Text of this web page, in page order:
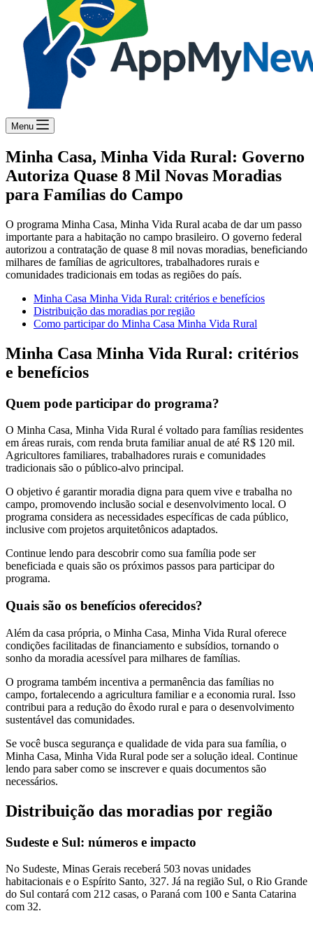
Menu
Minha Casa, Minha Vida Rural: Governo
Autoriza Quase 8 Mil Novas Moradias
para Famílias do Campo
O programa Minha Casa, Minha Vida Rural acaba de dar um passo
importante para a habitação no campo brasileiro. O governo federal
autorizou a contratação de quase 8 mil novas moradias, beneficiando
milhares de famílias de agricultores, trabalhadores rurais e
comunidades tradicionais em todas as regiões do país.
Minha Casa Minha Vida Rural: critérios e benefícios
Distribuição das moradias por região
Como participar do Minha Casa Minha Vida Rural
Minha Casa Minha Vida Rural: critérios
e benefícios
Quem pode participar do programa?
O Minha Casa, Minha Vida Rural é voltado para famílias residentes
em áreas rurais, com renda bruta familiar anual de até R$ 120 mil.
Agricultores familiares, trabalhadores rurais e comunidades
tradicionais são o público-alvo principal.
O objetivo é garantir moradia digna para quem vive e trabalha no
campo, promovendo inclusão social e desenvolvimento local. O
programa considera as necessidades específicas de cada público,
inclusive com projetos arquitetônicos adaptados.
Continue lendo para descobrir como sua família pode ser
beneficiada e quais são os próximos passos para participar do
programa.
Quais são os benefícios oferecidos?
Além da casa própria, o Minha Casa, Minha Vida Rural oferece
condições facilitadas de financiamento e subsídios, tornando o
sonho da moradia acessível para milhares de famílias.
O programa também incentiva a permanência das famílias no
campo, fortalecendo a agricultura familiar e a economia rural. Isso
contribui para a redução do êxodo rural e para o desenvolvimento
sustentável das comunidades.
Se você busca segurança e qualidade de vida para sua família, o
Minha Casa, Minha Vida Rural pode ser a solução ideal. Continue
lendo para saber como se inscrever e quais documentos são
necessários.
Distribuição das moradias por região
Sudeste e Sul: números e impacto
No Sudeste, Minas Gerais receberá 503 novas unidades
habitacionais e o Espírito Santo, 327. Já na região Sul, o Rio Grande
do Sul contará com 212 casas, o Paraná com 100 e Santa Catarina
com 32.